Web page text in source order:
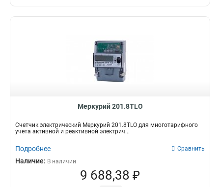
Меркурий 201.8TLO
Счетчик электрический Меркурий 201.8TLO для многотарифного
учета активной и реактивной электрич...
Подробнее Сравнить
Наличие: В наличии
9 688,38 ₽